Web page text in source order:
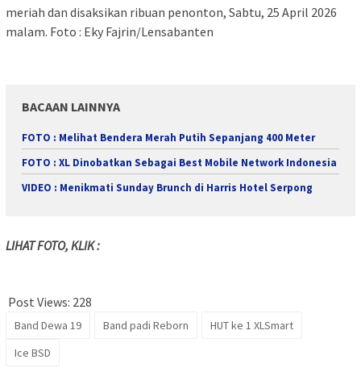
meriah dan disaksikan ribuan penonton, Sabtu, 25 April 2026
malam. Foto : Eky Fajrin/Lensabanten
BACAAN LAINNYA
FOTO : Melihat Bendera Merah Putih Sepanjang 400 Meter
FOTO : XL Dinobatkan Sebagai Best Mobile Network Indonesia
VIDEO : Menikmati Sunday Brunch di Harris Hotel Serpong
LIHAT FOTO, KLIK :
Post Views: 228
Band Dewa 19 Band padi Reborn
HUT ke 1 XLSmart
Ice BSD